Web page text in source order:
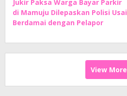
Jukir Paksa Warga Bayar Parkir
di Mamuju Dilepaskan Polisi Usai
Berdamai dengan Pelapor
View More